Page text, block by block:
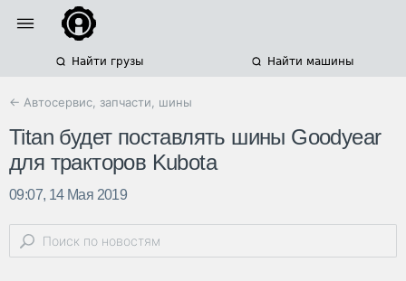
Найти грузы Найти машины
← Автосервис, запчасти, шины
Titan будет поставлять шины Goodyear
для тракторов Kubota
09:07, 14 Мая 2019